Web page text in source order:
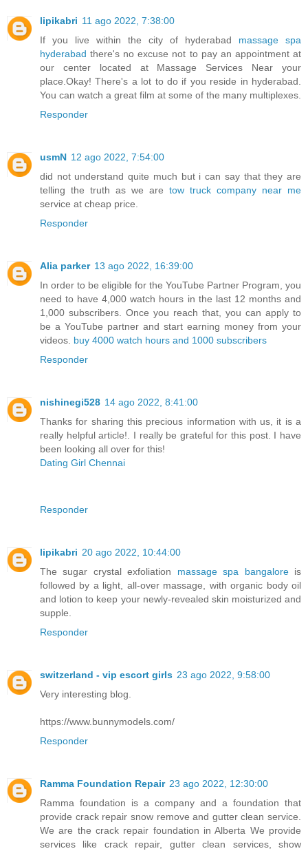
lipikabri 11 ago 2022, 7:38:00
If you live within the city of hyderabad massage spa
hyderabad there's no excuse not to pay an appointment at
our center located at Massage Services Near your
place.Okay! There's a lot to do if you reside in hyderabad.
You can watch a great film at some of the many multiplexes.
Responder
usmN 12 ago 2022, 7:54:00
did not understand quite much but i can say that they are
telling the truth as we are tow truck company near me
service at cheap price.
Responder
Alia parker 13 ago 2022, 16:39:00
In order to be eligible for the YouTube Partner Program, you
need to have 4,000 watch hours in the last 12 months and
1,000 subscribers. Once you reach that, you can apply to
be a YouTube partner and start earning money from your
videos. buy 4000 watch hours and 1000 subscribers
Responder
nishinegi528 14 ago 2022, 8:41:00
Thanks for sharing this precious information with us, it is a
really helpful article!. I really be grateful for this post. I have
been looking all over for this!
Dating Girl Chennai
Responder
lipikabri 20 ago 2022, 10:44:00
The sugar crystal exfoliation massage spa bangaloreis
followed by a light, all-over massage, with organic body oil
and lotion to keep your newly-revealed skin moisturized and
supple.
Responder
switzerland - vip escort girls 23 ago 2022, 9:58:00
Very interesting blog.
https://www.bunnymodels.com/
Responder
Ramma Foundation Repair 23 ago 2022, 12:30:00
Ramma foundation is a company and a foundation that
provide crack repair snow remove and gutter clean service.
We are the crack repair foundation in Alberta We provide
services like crack repair, gutter clean services, show